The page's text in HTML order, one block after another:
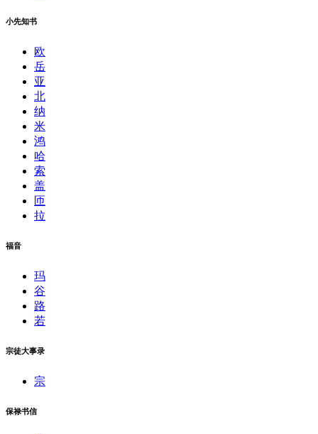
小先知书
欧
岳
亚
北
纳
米
鸿
哈
索
盖
匝
拉
福音
玛
谷
路
若
宗徒大事录
宗
保禄书信